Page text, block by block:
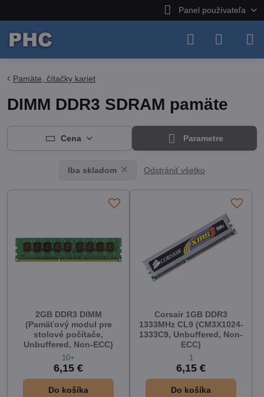
Panel používateľa
Pamäte, čítačky kariet
DIMM DDR3 SDRAM pamäte
Cena Parametre
Iba skladom Odstrániť všetko
2GB DDR3 DIMM
(Pamäťový modul pre
stolové počítače,
Unbuffered, Non-ECC)
10+
6,15 €
Do košíka
Corsair 1GB DDR3
1333MHz CL9 (CM3X1024-
1333C9, Unbuffered, Non-
ECC)
1
6,15 €
Do košíka